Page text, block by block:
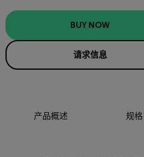
BUY NOW
请求信息
产品概述 规格